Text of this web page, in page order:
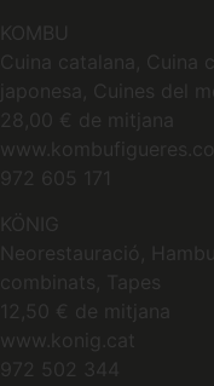
KOMBU
Cuina catalana, Cuina
japonesa, Cuines del
28,00 € de mitjana
972 605 171
KÖNIG
Neorestauració,
combinats, Tapes
12,50 € de mitjana
www.konig.cat
972 502 344